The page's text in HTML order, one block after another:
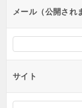
メール（公開され
サイト